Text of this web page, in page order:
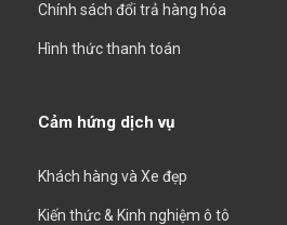
Chính sách đổi trả hàng hóa
Hình thức thanh toán
Cảm hứng dịch vụ
Khách hàng và Xe đẹp
Kiến thức & Kinh nghiệm ô tô